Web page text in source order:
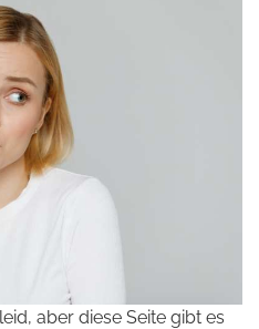
aber diese Seite gibt es